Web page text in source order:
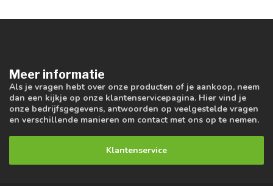
Meer informatie
Als je vragen hebt over onze producten of je aankoop, neem
dan een kijkje op onze klantenservicepagina. Hier vind je
onze bedrijfsgegevens, antwoorden op veelgestelde vragen
en verschillende manieren om contact met ons op te nemen.
Klantenservice